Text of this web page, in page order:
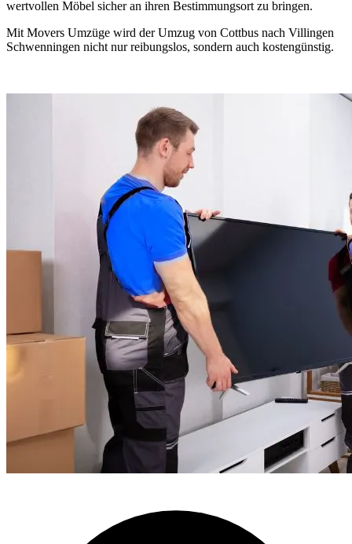
wertvollen Möbel sicher an ihren Bestimmungsort zu bringen.
Mit Movers Umzüge wird der Umzug von Cottbus nach Villingen
Schwenningen⁠ nicht nur reibungslos, sondern auch kostengünstig.